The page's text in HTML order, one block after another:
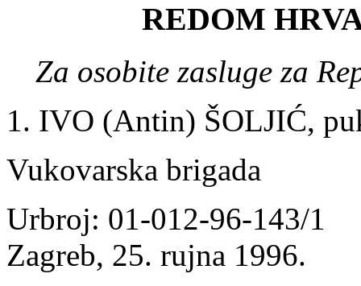
REDOM
Za osobite zasluge za
1. IVO (Antin) ŠOLJIĆ,
Vukovarska brigada
Urbroj: 01-012-96-143/1
Zagreb, 25. rujna 1996.